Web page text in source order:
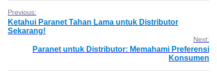
Previous:
Ketahui Paranet Tahan Lama untuk Distributor
Sekarang!
Next:
Paranet untuk Distributor: Memahami Preferensi
Konsumen